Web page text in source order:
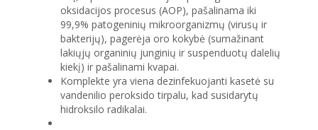
oksidacijos procesus (AOP), pašalinama iki
99,9% patogeninių mikroorganizmų (virusų ir
bakterijų), pagerėja oro kokybė (sumažinant
lakiųjų organinių junginių ir suspenduotų dalelių
kiekį) ir pašalinami kvapai.
Komplekte yra viena dezinfekuojanti kasetė su
vandenilio peroksido tirpalu, kad susidarytų
hidroksilo radikalai.